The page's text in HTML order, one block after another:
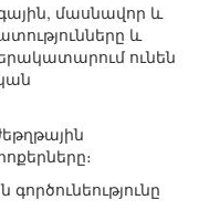
մասնավոր և
և
ունեն